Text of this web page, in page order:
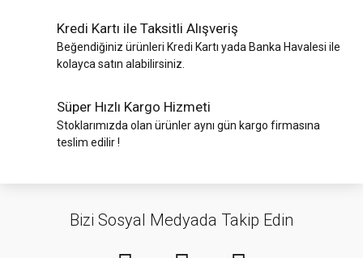
Kredi Kartı ile Taksitli Alışveriş
Beğendiğiniz ürünleri Kredi Kartı yada Banka Havalesi ile
kolayca satın alabilirsiniz.
Süper Hızlı Kargo Hizmeti
Stoklarımızda olan ürünler aynı gün kargo firmasına
teslim edilir !
Bizi Sosyal Medyada Takip Edin